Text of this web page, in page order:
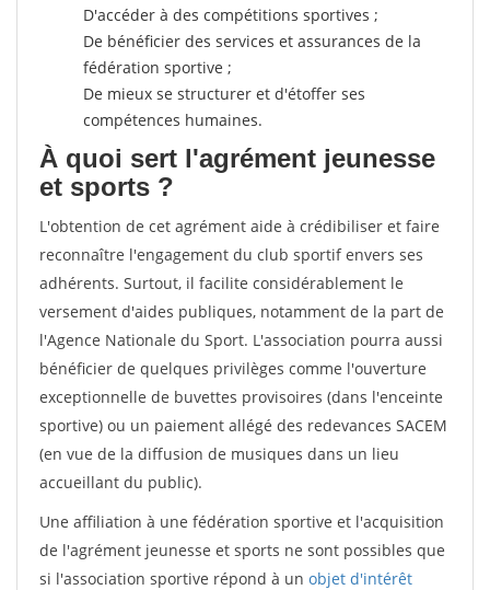
D'accéder à des compétitions sportives ;
De bénéficier des services et assurances de la
fédération sportive ;
De mieux se structurer et d'étoffer ses
compétences humaines.
À quoi sert l'agrément jeunesse
et sports ?
L'obtention de cet agrément aide à crédibiliser et faire
reconnaître l'engagement du club sportif envers ses
adhérents. Surtout, il facilite considérablement le
versement d'aides publiques, notamment de la part de
l'Agence Nationale du Sport. L'association pourra aussi
bénéficier de quelques privilèges comme l'ouverture
exceptionnelle de buvettes provisoires (dans l'enceinte
sportive) ou un paiement allégé des redevances SACEM
(en vue de la diffusion de musiques dans un lieu
accueillant du public).
Une affiliation à une fédération sportive et l'acquisition
de l'agrément jeunesse et sports ne sont possibles que
si l'association sportive répond à un objet d'intérêt